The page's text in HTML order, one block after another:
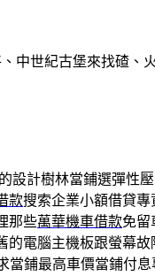
中世紀古堡來找碴、
設計樹林當鋪選彈性
款搜索企業小額借貸
那些萬華機車借款免留
的電腦主機板跟螢幕故
當鋪最高車價當鋪付